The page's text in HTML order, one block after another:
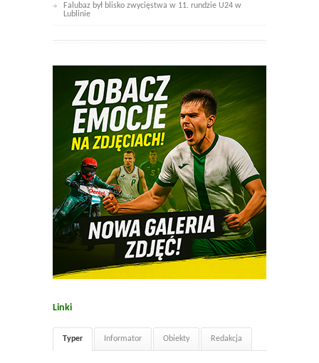
Falubaz był blisko zwycięstwa w 11. rundzie U24 w
Lublinie
Linki
Typer Informator Obiekty Redakcja